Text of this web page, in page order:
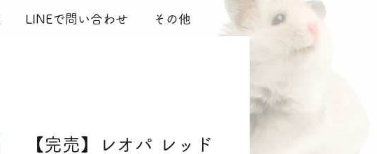
LINEで問い合わせ その他
【完売】レオパ レッド